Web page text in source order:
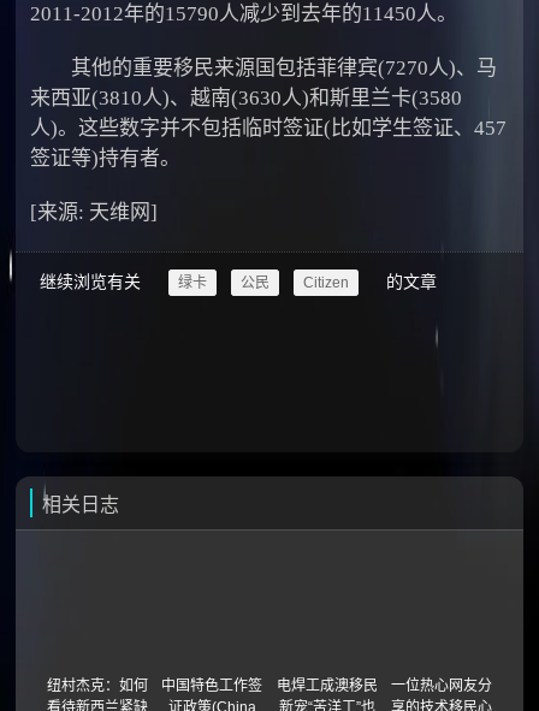
2011-2012年的15790人减少到去年的11450人。
其他的重要移民来源国包括菲律宾(7270人)、马
来西亚(3810人)、越南(3630人)和斯里兰卡(3580
人)。这些数字并不包括临时签证(比如学生签证、457
签证等)持有者。
[来源: 天维网]
继续浏览有关 绿卡 公民 Citizen 的文章
相关日志
纽村杰克：如何
中国特色工作签
电焊工成澳移民
一位热心网友分